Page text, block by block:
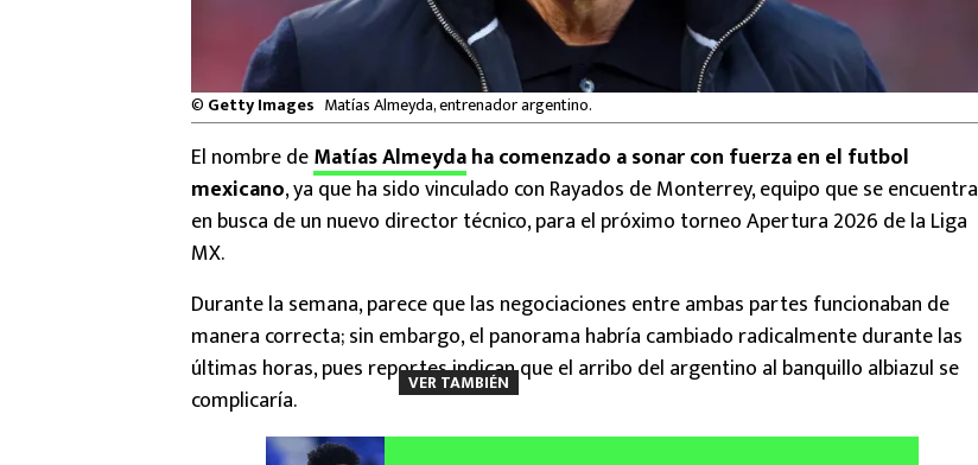
© Getty Images Matías Almeyda, entrenador argentino.
El nombre deMatías Almeydaha comenzado a sonar con fuerza en el futbol
mexicano, ya que ha sido vinculado con Rayados de Monterrey, equipo que se encuentra
en busca de un nuevo director técnico, para el próximo torneo Apertura 2026 de la Liga
MX.
Durante la semana, parece que las negociaciones entre ambas partes funcionaban de
manera correcta; sin embargo, el panorama habría cambiado radicalmente durante las
últimas horas, pues reportes indican que el arribo del argentino al banquillo albiazul se
complicaría.
VER TAMBIÉN